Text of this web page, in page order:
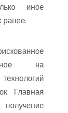
иное
ранее.
на
Главная